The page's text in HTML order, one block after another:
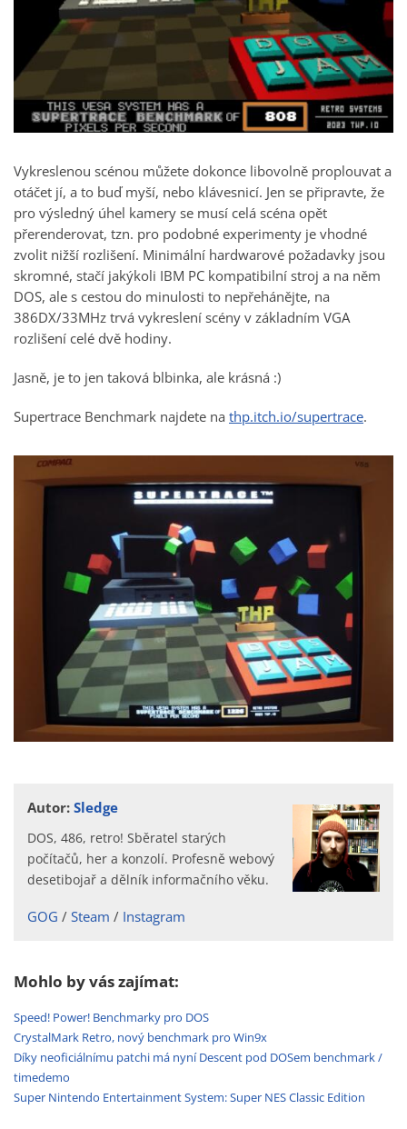
Vykreslenou scénou můžete dokonce libovolně proplouvat a
otáčet jí, a to buď myší, nebo klávesnicí. Jen se připravte, že
pro výsledný úhel kamery se musí celá scéna opět
přerenderovat, tzn. pro podobné experimenty je vhodné
zvolit nižší rozlišení. Minimální hardwarové požadavky jsou
skromné, stačí jakýkoli IBM PC kompatibilní stroj a na něm
DOS, ale s cestou do minulosti to nepřehánějte, na
386DX/33MHz trvá vykreslení scény v základním VGA
rozlišení celé dvě hodiny.
Jasně, je to jen taková blbinka, ale krásná :)
Supertrace Benchmark najdete na thp.itch.io/supertrace.
Autor:Sledge
DOS, 486, retro! Sběratel starých
počítačů, her a konzolí. Profesně webový
desetibojař a dělník informačního věku.
GOG Steam Instagram
Mohlo by vás zajímat:
Speed! Power! Benchmarky pro DOS
CrystalMark Retro, nový benchmark pro Win9x
Díky neoficiálnímu patchi má nyní Descent pod DOSem benchmark /
timedemo
Super Nintendo Entertainment System: Super NES Classic Edition